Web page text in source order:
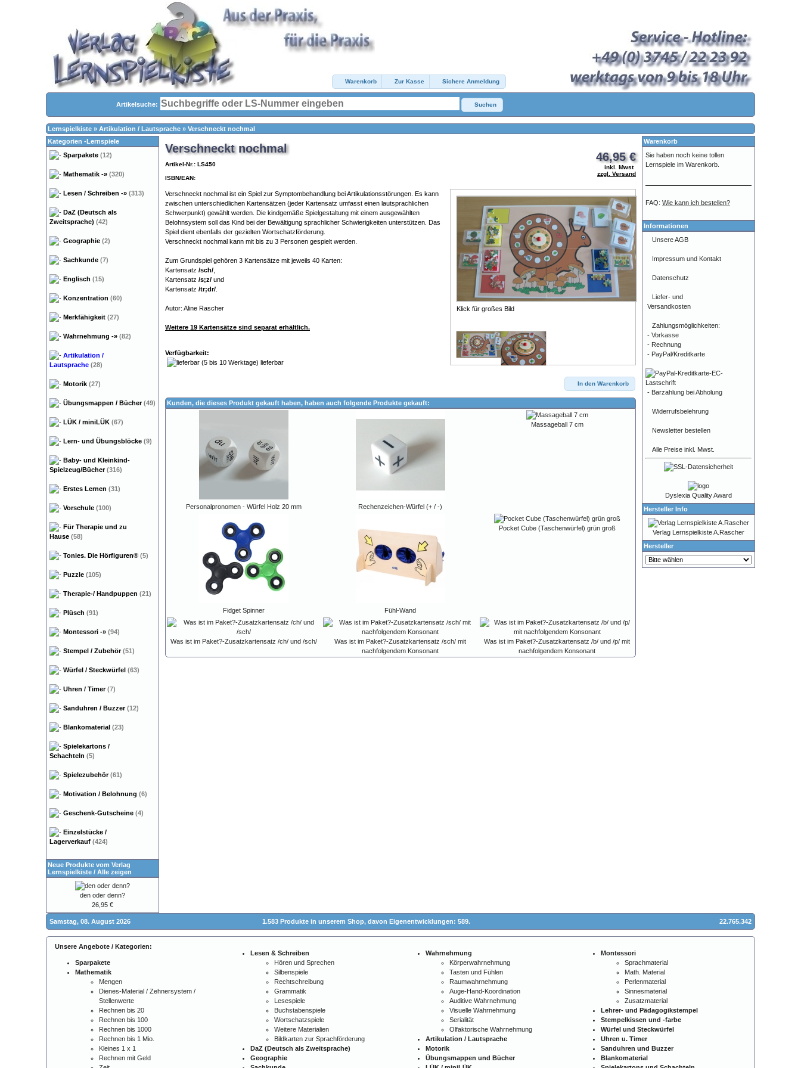
Warenkorb Zur Kasse Sichere Anmeldung
Artikelsuche: Suchen
Lernspielkiste » Artikulation / Lautsprache » Verschneckt nochmal
46,95 €
inkl. Mwst
zzgl. Versand
Verschneckt nochmal
Artikel-Nr.: LS450
ISBN/EAN:
Klick für großes Bild
Verschneckt nochmal ist ein Spiel zur Symptombehandlung bei Artikulationsstörungen. Es kann
zwischen unterschiedlichen Kartensätzen (jeder Kartensatz umfasst einen lautsprachlichen
Schwerpunkt) gewählt werden. Die kindgemäße Spielgestaltung mit einem ausgewählten
Belohnsystem soll das Kind bei der Bewältigung sprachlicher Schwierigkeiten unterstützen. Das
Spiel dient ebenfalls der gezielten Wortschatzförderung.
Verschneckt nochmal kann mit bis zu 3 Personen gespielt werden.
Zum Grundspiel gehören 3 Kartensätze mit jeweils 40 Karten:
Kartensatz /sch/
Kartensatz /s;z/ und
Kartensatz /tr;dr/
Autor: Aline Rascher
Weitere 19 Kartensätze sind separat erhältlich.
Verfügbarkeit:
lieferbar
In den Warenkorb
Kunden, die dieses Produkt gekauft haben, haben auch folgende Produkte gekauft:
Personalpronomen - Würfel Holz 20 mm Rechenzeichen-Würfel (+ / -)
Massageball 7 cm
Fidget Spinner Fühl-Wand
Pocket Cube (Taschenwürfel) grün groß
Was ist im Paket?-Zusatzkartensatz /ch/ und /sch/
Was ist im Paket?-Zusatzkartensatz /sch/ mit
nachfolgendem Konsonant
Was ist im Paket?-Zusatzkartensatz /b/ und /p/ mit
nachfolgendem Konsonant
Kategorien -Lernspiele
Sparpakete (12)
Mathematik -» (320)
Lesen / Schreiben -» (313)
DaZ (Deutsch als
Zweitsprache) (42)
Geographie (2)
Sachkunde (7)
Englisch (15)
Konzentration (60)
Merkfähigkeit (27)
Wahrnehmung -» (82)
Artikulation /
Lautsprache (28)
Motorik (27)
Übungsmappen / Bücher(49)
LÜK / miniLÜK (67)
Lern- und Übungsblöcke (9)
Baby- und Kleinkind-
Spielzeug/Bücher(316)
Erstes Lernen (31)
Vorschule (100)
Für Therapie und zu
Hause (58)
Tonies. Die Hörfiguren® (5)
Puzzle (105)
Therapie-/ Handpuppen (21)
Plüsch (91)
Montessori -» (94)
Stempel / Zubehör(51)
Würfel / Steckwürfel (63)
Uhren / Timer(7)
Sanduhren / Buzzer(12)
Blankomaterial (23)
Spielekartons /
Schachteln (5)
Spielezubehör(61)
Motivation / Belohnung (6)
Geschenk-Gutscheine (4)
Einzelstücke /
Lagerverkauf (424)
Neue Produkte vom Verlag
Lernspielkiste / Alle zeigen
den oder denn?
26,95 €
Warenkorb
Sie haben noch keine tollen
Lernspiele im Warenkorb.
FAQ: Wie kann ich bestellen?
Informationen
Unsere AGB
Impressum und Kontakt
Datenschutz
Liefer- und
Versandkosten
Zahlungsmöglichkeiten:
- Vorkasse
- Rechnung
- PayPal/Kreditkarte
- Barzahlung bei Abholung
Widerrufsbelehrung
Newsletter bestellen
Alle Preise inkl. Mwst.
Dyslexia Quality Award
Hersteller Info
Verlag Lernspielkiste A.Rascher
Hersteller
Samstag, 08. August 2026 1.583 Produkte in unserem Shop, davon Eigenentwicklungen: 589. 22.765.342
Unsere Angebote / Kategorien:
Sparpakete
Mathematik
Mengen
Dienes-Material / Zehnersystem /
Stellenwerte
Rechnen bis 20
Rechnen bis 100
Rechnen bis 1000
Rechnen bis 1 Mio.
Kleines 1 x 1
Rechnen mit Geld
Lesen & Schreiben
Hören und Sprechen
Silbenspiele
Rechtschreibung
Grammatik
Lesespiele
Buchstabenspiele
Wortschatzspiele
Weitere Materialien
Bildkarten zur Sprachförderung
DaZ (Deutsch als Zweitsprache)
Geographie
Wahrnehmung
Körperwahrnehmung
Tasten und Fühlen
Raumwahrnehmung
Auge-Hand-Koordination
Auditive Wahrnehmung
Visuelle Wahrnehmung
Serialität
Olfaktorische Wahrnehmung
Artikulation / Lautsprache
Motorik
Übungsmappen und Bücher
Montessori
Sprachmaterial
Math. Material
Perlenmaterial
Sinnesmaterial
Zusatzmaterial
Lehrer- und Pädagogikstempel
Stempelkissen und -farbe
Würfel und Steckwürfel
Uhren u. Timer
Sanduhren und Buzzer
Blankomaterial